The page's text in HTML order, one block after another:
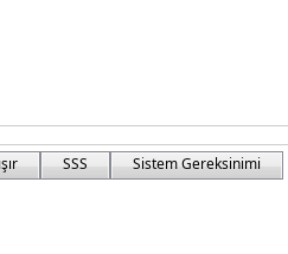
SSS Sistem Gereksinimi